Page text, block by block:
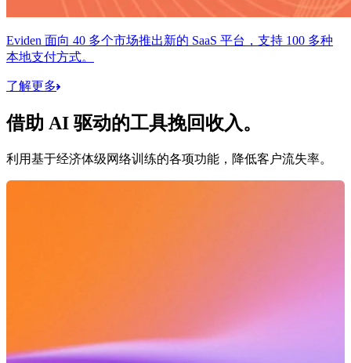
Eviden 面向 40 多个市场推出新的 SaaS 平台，支持 100 多种
本地支付方式。
了解更多
借助 AI 驱动的工具挽回收入。
利用基于经济体级网络训练的各项功能，降低客户流失率。